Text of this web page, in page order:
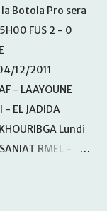
Botola Pro sera
FUS 2 - 0
12/2011
- LAAYOUNE
- EL JADIDA
Lundi
RMEL -
au